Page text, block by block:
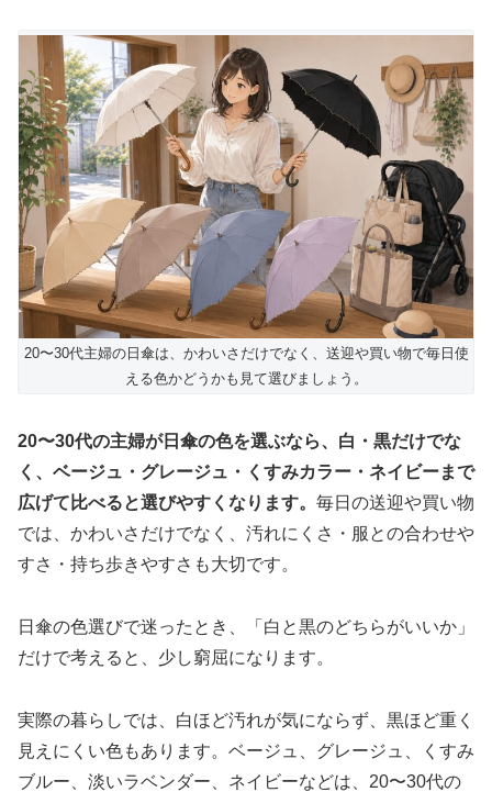
20〜30代主婦の日傘は、かわいさだけでなく、送迎や買い物で毎日使
える色かどうかも見て選びましょう。
20〜30代の主婦が日傘の色を選ぶなら、白・黒だけでな
く、ベージュ・グレージュ・くすみカラー・ネイビーまで
広げて比べると選びやすくなります。 毎日の送迎や買い物
では、かわいさだけでなく、汚れにくさ・服との合わせや
すさ・持ち歩きやすさも大切です。
日傘の色選びで迷ったとき、「白と黒のどちらがいいか」
だけで考えると、少し窮屈になります。
実際の暮らしでは、白ほど汚れが気にならず、黒ほど重く
見えにくい色もあります。ベージュ、グレージュ、くすみ
ブルー、淡いラベンダー、ネイビーなどは、20〜30代の